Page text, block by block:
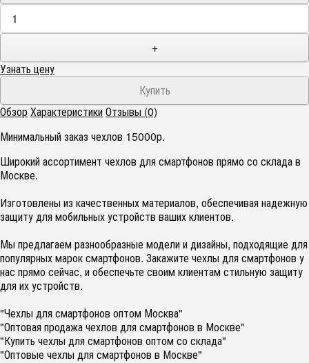
+
Узнать цену
ОбзорХарактеристикиОтзывы (0)
Минимальный заказ чехлов 15000р.
Широкий ассортимент чехлов для смартфонов прямо со склада в
Москве.
Изготовлены из качественных материалов, обеспечивая надежную
защиту для мобильных устройств ваших клиентов.
Мы предлагаем разнообразные модели и дизайны, подходящие для
популярных марок смартфонов. Закажите чехлы для смартфонов у
нас прямо сейчас, и обеспечьте своим клиентам стильную защиту
для их устройств.
"Чехлы для смартфонов оптом Москва"
"Оптовая продажа чехлов для смартфонов в Москве"
"Купить чехлы для смартфонов оптом со склада"
"Оптовые чехлы для смартфонов в Москве"